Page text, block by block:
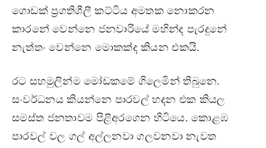
ගොඩක් ප‍්‍රගතිශීලී කට්ටිය අමතක නොකරන
කාරනේ වෙන්නෙ ජනවාරියේ මහින්ද පැරදුනේ
නැත්තං වෙන්නෙ මොකක්ද කියන එකයි.
රට සහමුලින්ම මෝඩකමේ ගිලෙමින් තිබුනෙ.
සංවර්ධනය කියන්නෙ පාරවල් හදන එක කියල
සමස්ත ජනතාවම පිළිඅරගෙන හිටියෙ. කොළඹ
පාරවල් වල ගල් අල්ලනවා ගලවනවා නැවත